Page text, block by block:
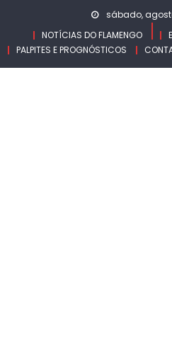
content
sábado,
NOTÍCIAS DO FLAMENGO
PALPITES E PROGNÓSTICOS